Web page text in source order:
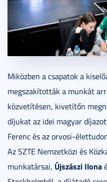
Miközben a csapatok a
megszakították a munkát
közvetítésen, kivetítőn
díjukat az idei magyar
Ferenc és az orvosi-
Az SZTE Nemzetközi és
munkatársai, Újszászi Ilona